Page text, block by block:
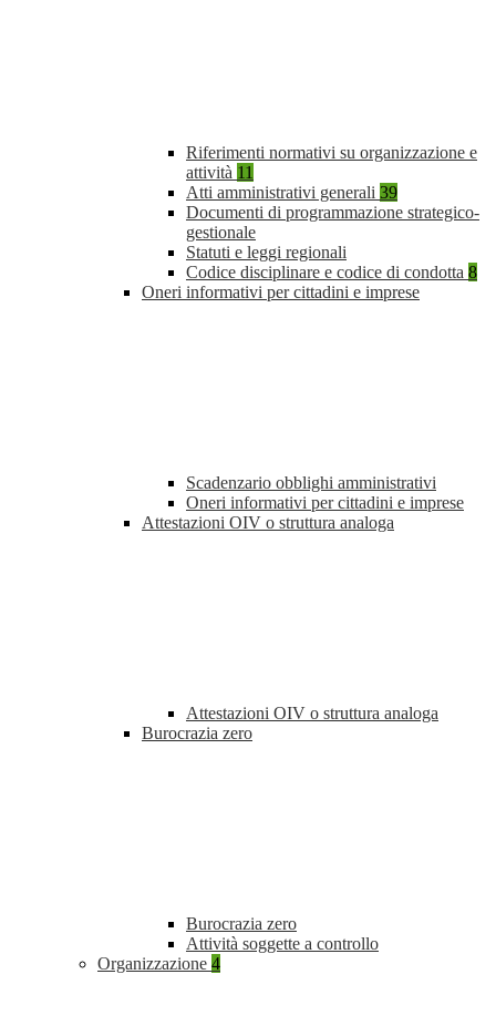
Riferimenti normativi su organizzazione e
attività 11
Atti amministrativi generali 39
Documenti di programmazione strategico-
gestionale
Statuti e leggi regionali
Codice disciplinare e codice di condotta 8
Oneri informativi per cittadini e imprese
Scadenzario obblighi amministrativi
Oneri informativi per cittadini e imprese
Attestazioni OIV o struttura analoga
Attestazioni OIV o struttura analoga
Burocrazia zero
Burocrazia zero
Attività soggette a controllo
Organizzazione 4